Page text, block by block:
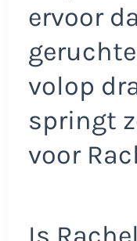
ervoor
volop
springt
voor